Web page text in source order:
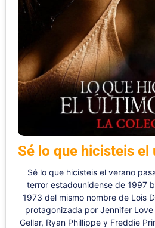
Sé lo que hicisteis el
Sé lo que hicisteis el verano
terror estadounidense de 1997
1973 del mismo nombre de Lois
protagonizada por Jennifer
Gellar, Ryan Phillippe y Freddie